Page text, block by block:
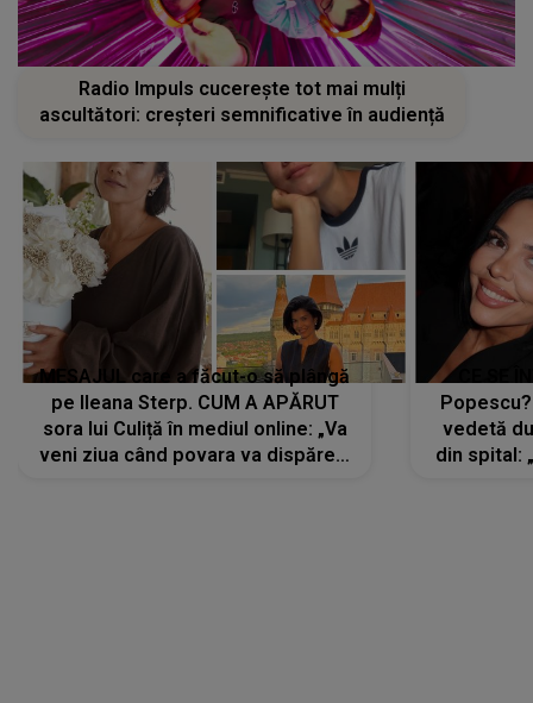
Radio Impuls cucerește tot mai mulți
ascultători: creșteri semnificative în audiență
MESAJUL care a făcut-o să plângă
pe Ileana Sterp. CUM A APĂRUT
sora lui Culiță în mediul online: „Va
veni ziua când povara va dispărea,
vedetă
din spital: